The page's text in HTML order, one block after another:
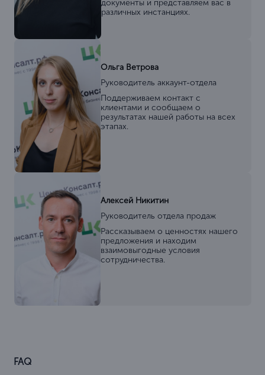
документы и представляем вас в
различных инстанциях.
Ольга Ветрова
Руководитель аккаунт-отдела
Поддерживаем контакт с
клиентами и сообщаем о
результатах нашей работы на всех
этапах.
Алексей Никитин
Руководитель отдела продаж
Рассказываем о ценностях нашего
предложения и находим
взаимовыгодные условия
сотрудничества.
FAQ